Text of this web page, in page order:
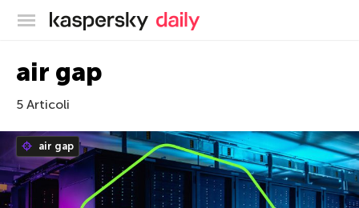
Blog ufficiale di Kaspersky
air gap
5 Articoli
air gap